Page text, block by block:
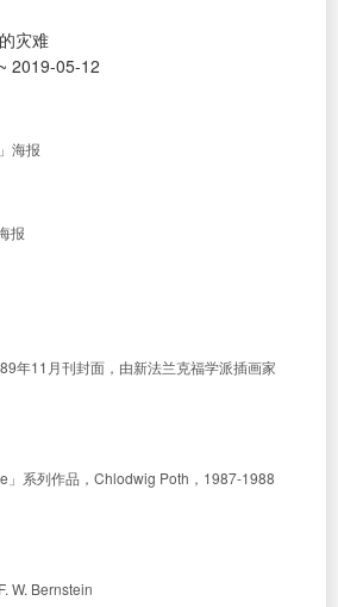
灾难
2019-05-12
海报
报
年11月刊封面，由新法兰克福学派插画家
」系列作品，Chlodwig Poth，1987-1988
W. Bernstein